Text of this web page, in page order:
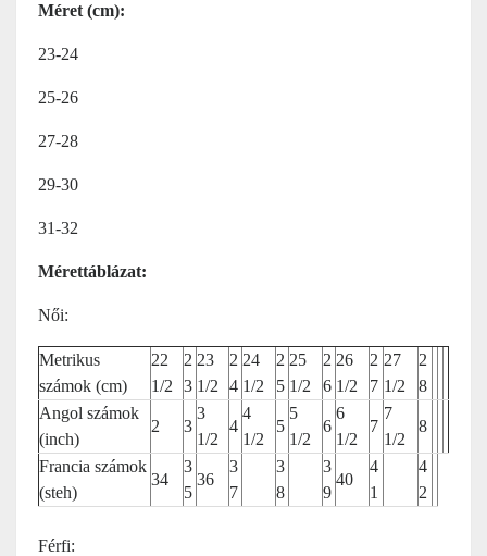
Méret (cm):
23-24
25-26
27-28
29-30
31-32
Mérettáblázat:
Női:
Metrikus
számok (cm)
22
1/2
2
3
23
1/2
2
4
24
1/2
2
5
25
1/2
2
6
26
1/2
2
7
27
1/2
2
8
Angol számok
(inch)
2 3
3
1/2
4
4
1/2
5
5
1/2
6
6
1/2
7
7
1/2
8
Francia számok
(steh)
34
3
5
36
3
7
3
8
3
9
40
4
1
4
2
Férfi: